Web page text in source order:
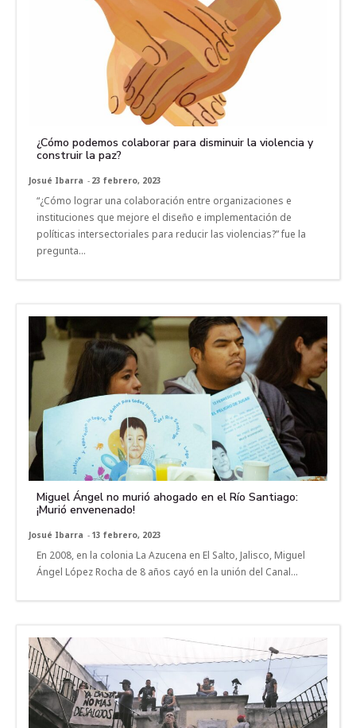
¿Cómo podemos colaborar para disminuir la violencia y
construir la paz?
Josué Ibarra - 23 febrero, 2023
“¿Cómo lograr una colaboración entre organizaciones e
instituciones que mejore el diseño e implementación de
políticas intersectoriales para reducir las violencias?” fue la
pregunta...
Miguel Ángel no murió ahogado en el Río Santiago:
¡Murió envenenado!
Josué Ibarra - 13 febrero, 2023
En 2008, en la colonia La Azucena en El Salto, Jalisco, Miguel
Ángel López Rocha de 8 años cayó en la unión del Canal...